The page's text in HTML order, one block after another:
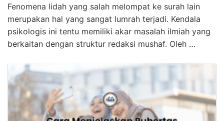
Fenomena lidah yang salah melompat ke surah lain
merupakan hal yang sangat lumrah terjadi. Kendala
psikologis ini tentu memiliki akar masalah ilmiah yang
berkaitan dengan struktur redaksi mushaf. Oleh …